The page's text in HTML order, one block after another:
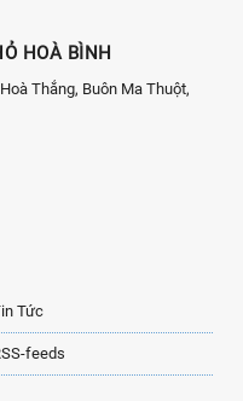
HOÀ BÌNH
Thắng, Buôn Ma Thuột,
Tức
feeds